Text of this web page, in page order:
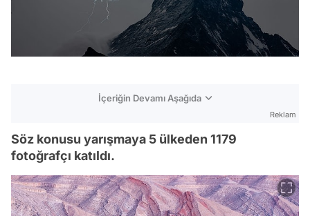
İçeriğin Devamı Aşağıda
Reklam
Söz konusu yarışmaya 5 ülkeden 1179
fotoğrafçı katıldı.